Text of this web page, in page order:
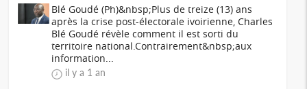
Blé Goudé (Ph)&nbsp;Plus de treize (13) ans
après la crise post-électorale ivoirienne, Charles
Blé Goudé révèle comment il est sorti du
territoire national.Contrairement&nbsp;aux
information...
il y a 1 an